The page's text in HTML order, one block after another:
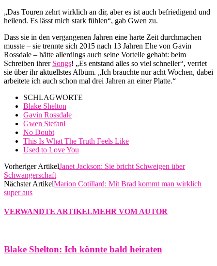
„Das Touren zehrt wirklich an dir, aber es ist auch befriedigend und
heilend. Es lässt mich stark fühlen“, gab Gwen zu.
Dass sie in den vergangenen Jahren eine harte Zeit durchmachen
musste – sie trennte sich 2015 nach 13 Jahren Ehe von Gavin
Rossdale – hätte allerdings auch seine Vorteile gehabt: beim
Schreiben ihrer Songs! „Es entstand alles so viel schneller“, verriet
sie über ihr aktuellstes Album. „Ich brauchte nur acht Wochen, dabei
arbeitete ich auch schon mal drei Jahren an einer Platte.“
SCHLAGWORTE
Blake Shelton
Gavin Rossdale
Gwen Stefani
No Doubt
This Is What The Truth Feels Like
Used to Love You
Vorheriger ArtikelJanet Jackson: Sie bricht Schweigen über
Schwangerschaft
Nächster ArtikelMarion Cotillard: Mit Brad kommt man wirklich
super aus
VERWANDTE ARTIKELMEHR VOM AUTOR
Blake Shelton: Ich könnte bald heiraten